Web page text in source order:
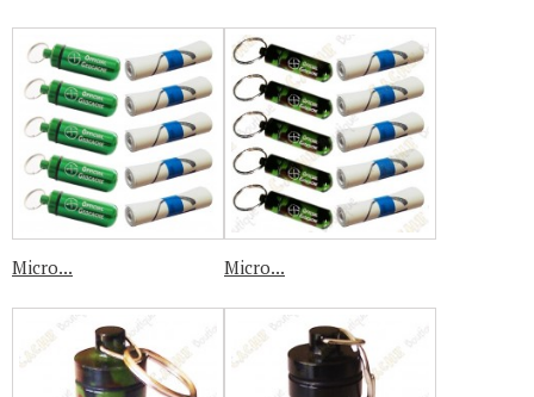
Micro... Micro...